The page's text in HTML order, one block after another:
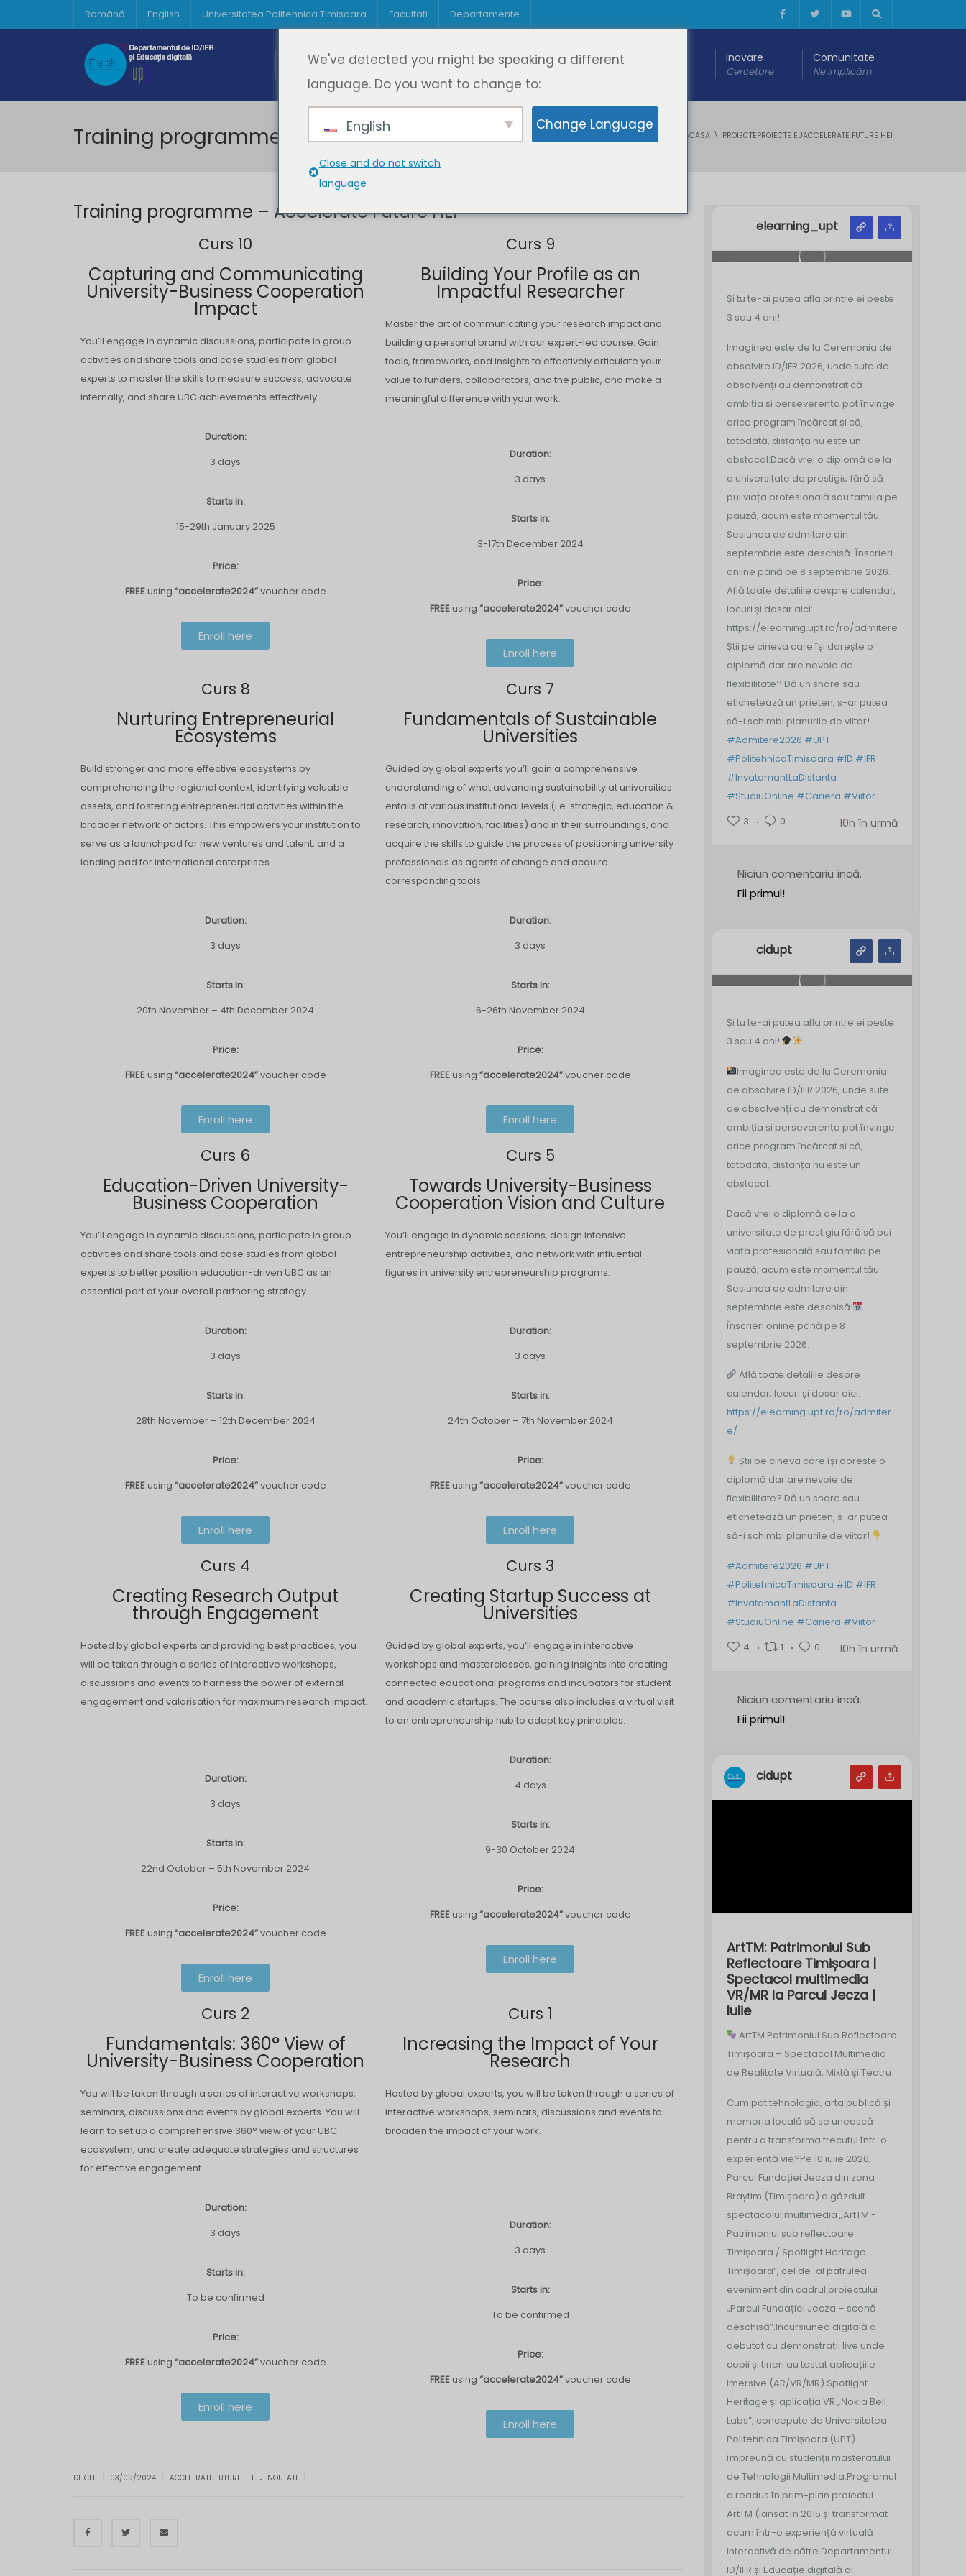
Română English Universitatea Politehnica Timișoara Facultati Departamente
Acasă Despre DeL
Cine suntem
Educație
Oferta de cursuri
Educație digitală Inovare
Cercetare
Comunitate
Ne implicăm
Training programme – Accelerate Future HEI ACASĂ PROIECTEPROIECTE EUACCELERATE FUTURE HEI
Training programme – Accelerate Future HEI
Curs 10
Capturing and Communicating
University-Business Cooperation
Impact
You’ll engage in dynamic discussions, participate in group
activities and share tools and case studies from global
experts to master the skills to measure success, advocate
internally, and share UBC achievements effectively.
Duration:
3 days
Starts in:
15-29th January 2025
Price:
FREE using “accelerate2024”voucher code
Enroll here
Curs 9
Building Your Profile as an
Impactful Researcher
Master the art of communicating your research impact and
building a personal brand with our expert-led course. Gain
tools, frameworks, and insights to effectively articulate your
value to funders, collaborators, and the public, and make a
meaningful difference with your work.
Duration:
3 days
Starts in:
3-17th December 2024
Price:
FREE using “accelerate2024”voucher code
Enroll here
Curs 8
Nurturing Entrepreneurial
Ecosystems
Build stronger and more effective ecosystems by
comprehending the regional context, identifying valuable
assets, and fostering entrepreneurial activities within the
broader network of actors. This empowers your institution to
serve as a launchpad for new ventures and talent, and a
landing pad for international enterprises.
Duration:
3 days
Starts in:
20th November – 4th December 2024
Price:
FREE using “accelerate2024”voucher code
Enroll here
Curs 7
Fundamentals of Sustainable
Universities
Guided by global experts you’ll gain a comprehensive
understanding of what advancing sustainability at universities
entails at various institutional levels (i.e. strategic, education &
research, innovation, facilities) and in their surroundings, and
acquire the skills to guide the process of positioning university
professionals as agents of change and acquire
corresponding tools.
Duration:
3 days
Starts in:
6-26th November 2024
Price:
FREE using “accelerate2024”voucher code
Enroll here
Curs 6
Education-Driven University-
Business Cooperation
You’ll engage in dynamic discussions, participate in group
activities and share tools and case studies from global
experts to better position education-driven UBC as an
essential part of your overall partnering strategy.
Duration:
3 days
Starts in:
28th November – 12th December 2024
Price:
FREE using “accelerate2024”voucher code
Enroll here
Curs 5
Towards University-Business
Cooperation Vision and Culture
You’ll engage in dynamic sessions, design intensive
entrepreneurship activities, and network with influential
figures in university entrepreneurship programs.
Duration:
3 days
Starts in:
24th October – 7th November 2024
Price:
FREE using “accelerate2024”voucher code
Enroll here
Curs 4
Creating Research Output
through Engagement
Hosted by global experts and providing best practices, you
will be taken through a series of interactive workshops,
discussions and events to harness the power of external
engagement and valorisation for maximum research impact.
Duration:
3 days
Starts in:
22nd October – 5th November 2024
Price:
FREE using “accelerate2024”voucher code
Enroll here
Curs 3
Creating Startup Success at
Universities
Guided by global experts, you’ll engage in interactive
workshops and masterclasses, gaining insights into creating
connected educational programs and incubators for student
and academic startups. The course also includes a virtual visit
to an entrepreneurship hub to adapt key principles.
Duration:
4 days
Starts in:
9-30 October 2024
Price:
FREE using “accelerate2024”voucher code
Enroll here
Curs 2
Fundamentals: 360° View of
University-Business Cooperation
You will be taken through a series of interactive workshops,
seminars, discussions and events by global experts. You will
learn to set up a comprehensive 360° view of your UBC
ecosystem, and create adequate strategies and structures
for effective engagement.
Duration:
3 days
Starts in:
To be confirmed
Price:
FREE using “accelerate2024”voucher code
Enroll here
Curs 1
Increasing the Impact of Your
Research
Hosted by global experts, you will be taken through a series of
interactive workshops, seminars, discussions and events to
broaden the impact of your work.
Duration:
3 days
Starts in:
To be confirmed
Price:
FREE using “accelerate2024”voucher code
Enroll here
DE CEL 03/09/2024 ACCELERATE FUTURE HEI . NOUTATI
elearning_upt
Și tu te-ai putea afla printre ei peste
3 sau 4 ani!
Imaginea este de la Ceremonia de
absolvire ID/IFR 2026, unde sute de
absolvenți au demonstrat că
ambiția și perseverența pot învinge
orice program încărcat și că,
totodată, distanța nu este un
obstacol.Dacă vrei o diplomă de la
o universitate de prestigiu fără să
pui viața profesională sau familia pe
pauză, acum este momentul tău.
Sesiunea de admitere din
septembrie este deschisă! Înscrieri
online până pe 8 septembrie 2026.
Află toate detaliile despre calendar,
locuri și dosar aici:
https://elearning.upt.ro/ro/admitere/
Știi pe cineva care își dorește o
diplomă dar are nevoie de
flexibilitate? Dă un share sau
etichetează un prieten, s-ar putea
să-i schimbi planurile de viitor!
#Admitere2026 #UPT
#PolitehnicaTimisoara #ID #IFR
#InvatamantLaDistanta
#StudiuOnline #Cariera #Viitor
3
0 10h în urmă
Niciun comentariu încă.
Fii primul!
cidupt
Și tu te-ai putea afla printre ei peste
3 sau 4 ani!
Imaginea este de la Ceremonia
de absolvire ID/IFR 2026, unde sute
de absolvenți au demonstrat că
ambiția și perseverența pot învinge
orice program încărcat și că,
totodată, distanța nu este un
obstacol.
Dacă vrei o diplomă de la o
universitate de prestigiu fără să pui
viața profesională sau familia pe
pauză, acum este momentul tău.
Sesiunea de admitere din
septembrie este deschisă!
Înscrieri online până pe 8
septembrie 2026.
Află toate detaliile despre
calendar, locuri și dosar aici:
https://elearning.upt.ro/ro/admiter
e/
Știi pe cineva care își dorește o
diplomă dar are nevoie de
flexibilitate? Dă un share sau
etichetează un prieten, s-ar putea
să-i schimbi planurile de viitor!
#Admitere2026 #UPT
#PolitehnicaTimisoara #ID #IFR
#InvatamantLaDistanta
#StudiuOnline #Cariera #Viitor
4
1 0 10h în urmă
Niciun comentariu încă.
Fii primul!
cidupt
ArtTM: Patrimoniul Sub
Reflectoare Timișoara |
Spectacol multimedia
VR/MR la Parcul Jecza |
Iulie
ArtTM Patrimoniul Sub Reflectoare
Timișoara – Spectacol Multimedia
de Realitate Virtuală, Mixtă și Teatru
Cum pot tehnologia, arta publică și
memoria locală să se unească
pentru a transforma trecutul într-o
experiență vie?Pe 10 iulie 2026,
Parcul Fundației Jecza din zona
Braytim (Timișoara) a găzduit
spectacolul multimedia „ArtTM -
Patrimoniul sub reflectoare
Timișoara / Spotlight Heritage
Timișoara”, cel de-al patrulea
eveniment din cadrul proiectului
„Parcul Fundației Jecza – scenă
deschisă”.Incursiunea digitală a
debutat cu demonstrații live unde
copii și tineri au testat aplicațiile
imersive (AR/VR/MR) Spotlight
Heritage și aplicația VR „Nokia Bell
Labs”, concepute de Universitatea
Politehnica Timișoara (UPT)
împreună cu studenții masteratului
de Tehnologii Multimedia.Programul
a readus în prim-plan proiectul
ArtTM (lansat în 2015 și transformat
acum într-o experiență virtuală
interactivă de către Departamentul
ID/IFR și Educație digitală al
We've detected you might be speaking a different
language. Do you want to change to:
English Change Language
Close and do not switch
language